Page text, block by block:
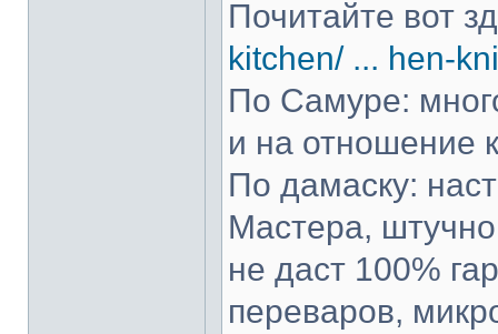
Почитайте вот
kitchen/ ... hen-
По Самуре:
и на отношение
По дамаску:
Мастера,
не даст 100%
переваров,